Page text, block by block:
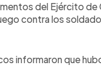
del Ejército de
contra los
informaron que